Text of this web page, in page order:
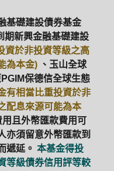
基礎建設債券基金
期新興金融基礎建設
資於非投資等級之高
為本金) 、玉山全球
保德信全球生態
有相當比重投資於非
配息來源可能為本
且外幣匯款費用可
亦須留意外幣匯款到
遞延。 本基金得投
等級債券信用評等較